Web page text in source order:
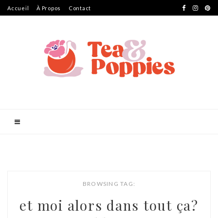
Accueil À Propos Contact
BROWSING TAG:
et moi alors dans tout ça?